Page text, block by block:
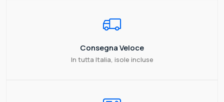
Consegna Veloce
In tutta Italia, isole incluse